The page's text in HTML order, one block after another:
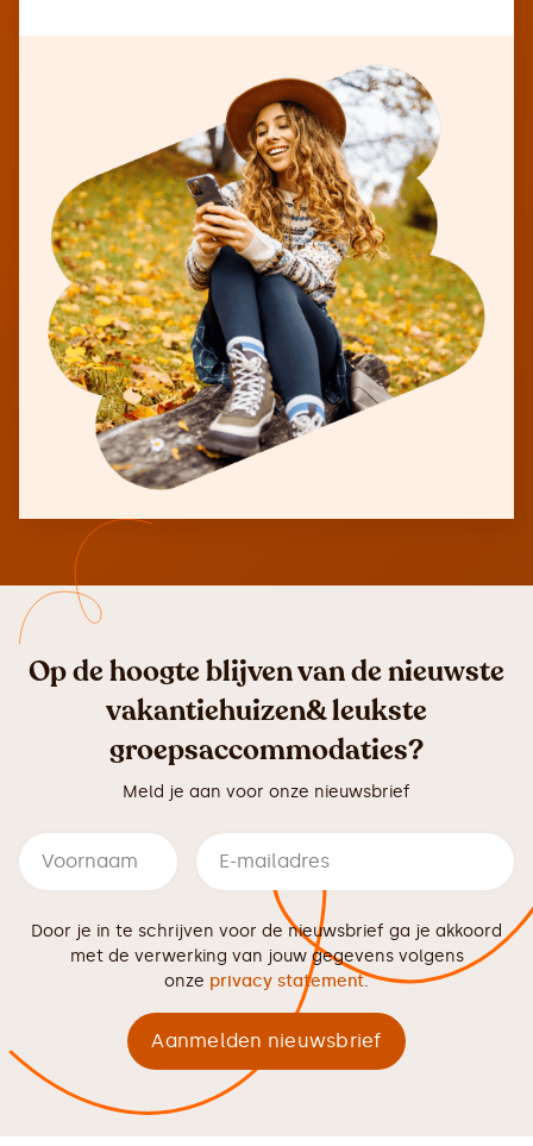
Op de hoogte blijven van de nieuwste
vakantiehuizen& leukste
groepsaccommodaties?
Meld je aan voor onze nieuwsbrief
Door je in te schrijven voor de nieuwsbrief ga je akkoord
met de verwerking van jouw gegevens volgens
onze privacy statement.